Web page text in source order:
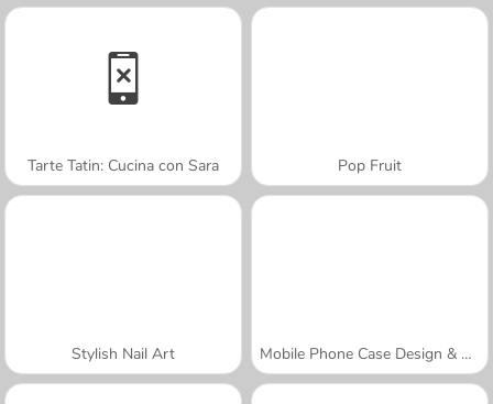
Tarte Tatin: Cucina con Sara Pop Fruit
Stylish Nail Art Mobile Phone Case Design & DIY